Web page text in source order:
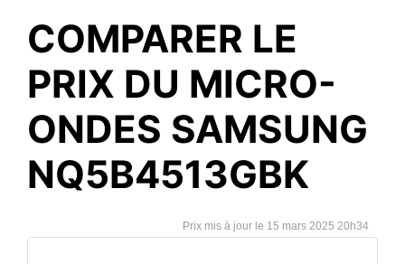
COMPARER LE
PRIX DU MICRO-
ONDES SAMSUNG
NQ5B4513GBK
15 mars 2025 20h34